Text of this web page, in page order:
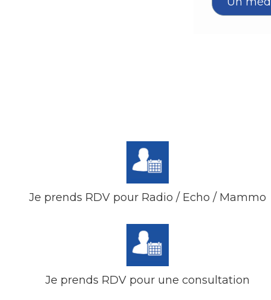
Je prends RDV pour Radio / Echo / Mammo
Je prends RDV pour une consultation